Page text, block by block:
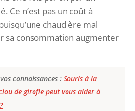
Ce n’est pas un coût à
chaudière mal
sa consommation augmenter
connaissances : Souris à la
de girofle peut vous aider à